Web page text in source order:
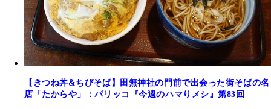
【きつね丼&ちびそば】田無神社の門前で出会った街そばの名
店「たからや」：パリッコ『今週のハマりメシ』第83回